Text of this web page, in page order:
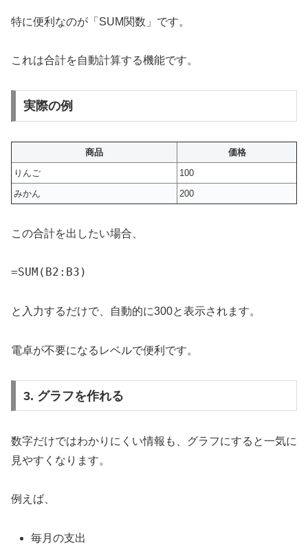
特に便利なのが「SUM関数」です。
これは合計を自動計算する機能です。
実際の例
商品
価格
りんご
100
みかん
200
この合計を出したい場合、
=SUM(B2:B3)
と入力するだけで、自動的に300と表示されます。
電卓が不要になるレベルで便利です。
3. グラフを作れる
数字だけではわかりにくい情報も、グラフにすると一気に
見やすくなります。
例えば、
毎月の支出